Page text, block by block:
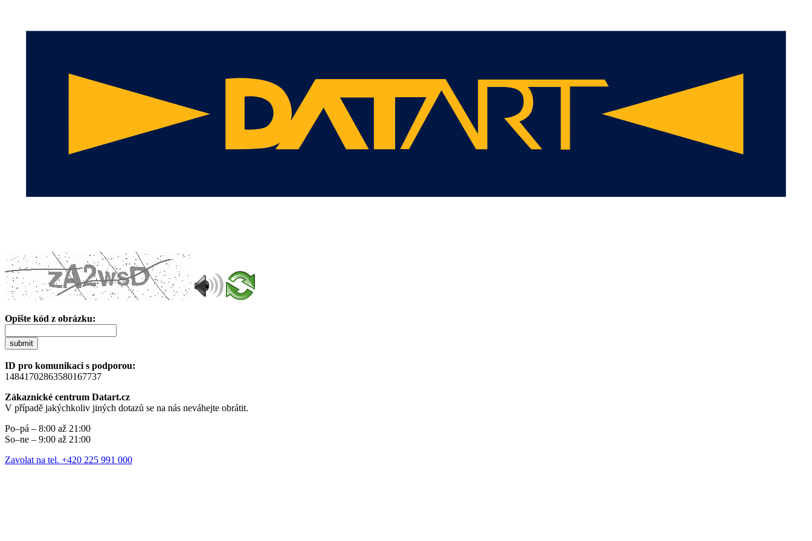
Opište kód z obrázku:
submit
ID pro komunikaci s podporou:
14841702863580167737
Zákaznické centrum Datart.cz
V případě jakýchkoliv jiných dotazů se na nás neváhejte obrátit.
Po–pá – 8:00 až 21:00
So–ne – 9:00 až 21:00
Zavolat na tel. +420 225 991 000